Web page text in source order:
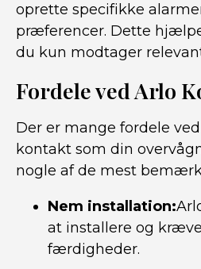
oprette specifikke
præferencer. Dette
du kun modtager
Fordele ved Arlo
Der er mange fordele
kontakt som din
nogle af de mest
Nem installation:
at installere og
færdigheder.